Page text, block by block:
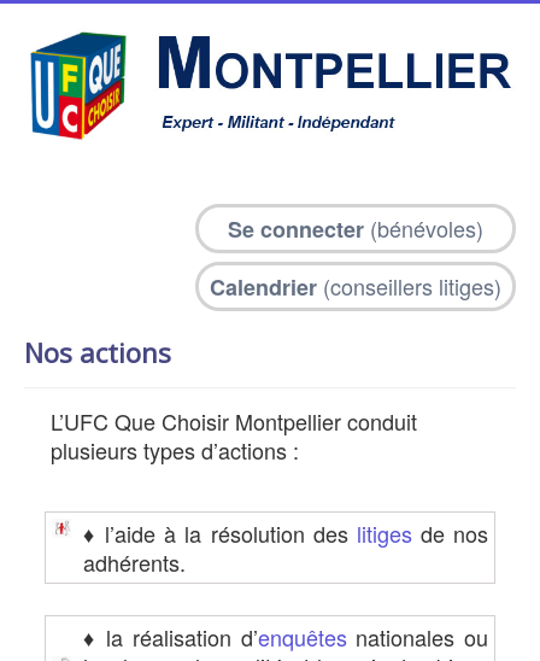
Se connecter (bénévoles)
Calendrier (conseillers litiges)
Nos actions
L’UFC Que Choisir Montpellier conduit
plusieurs types d’actions :
♦ l’aide à la résolution des litigesde nos
adhérents.
♦ la réalisation d’enquêtesnationales ou